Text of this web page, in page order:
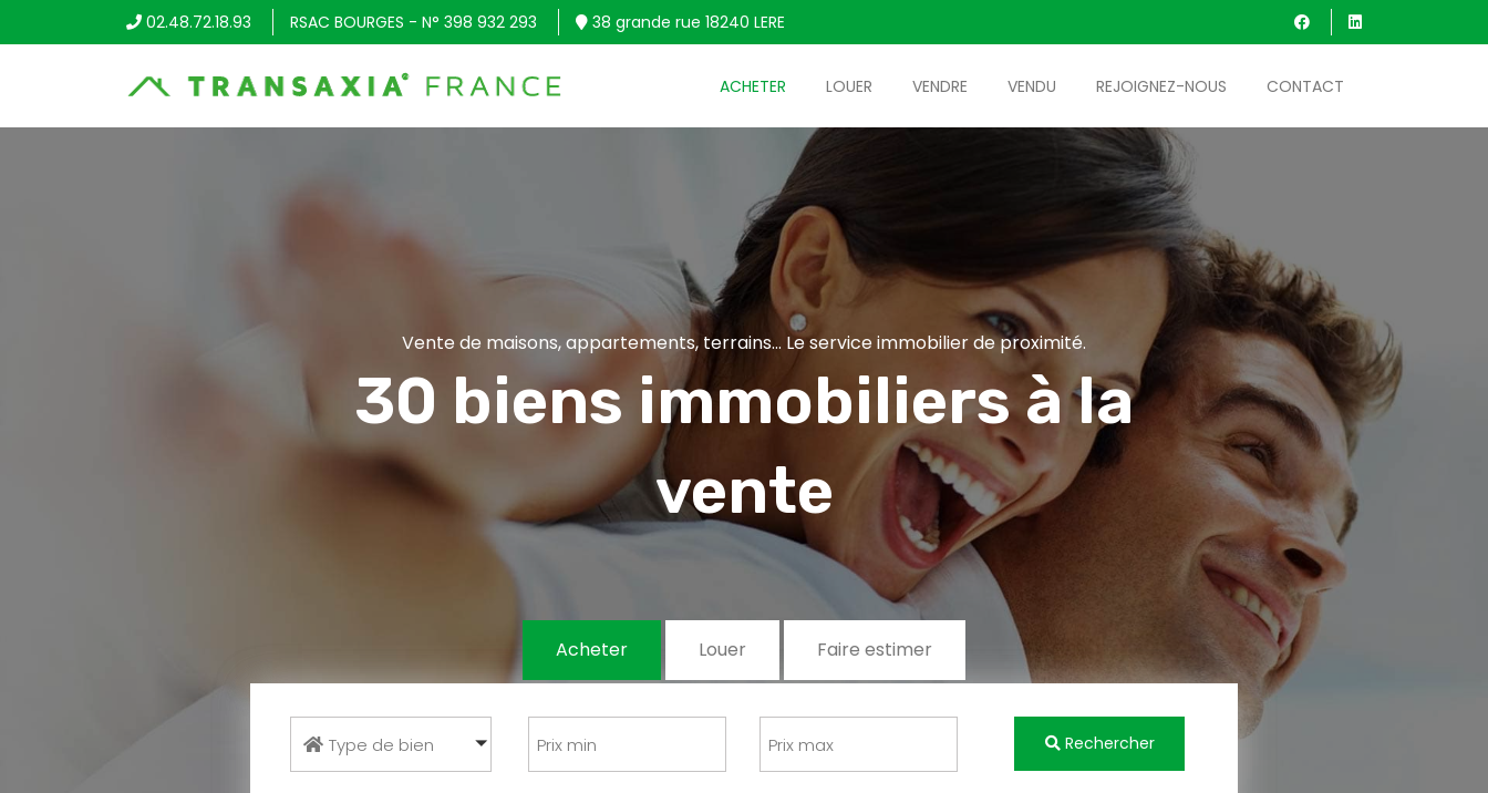
02.48.72.18.93 RSAC BOURGES - N° 398 932 293 38 grande rue 18240 LERE
ACHETER LOUER VENDRE VENDU REJOIGNEZ-NOUS CONTACT
Vente de maisons, appartements, terrains... Le service immobilier de proximité.
30 biens immobiliers à la
vente
Acheter Louer Faire estimer
Type de bien Rechercher